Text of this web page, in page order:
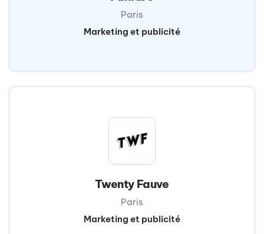
Paris
Marketing et publicité
Twenty Fauve
Paris
Marketing et publicité